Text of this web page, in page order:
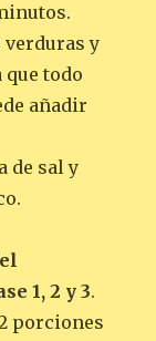
verduras y
todo
añadir
de sal y
1, 2 y 3.
porciones